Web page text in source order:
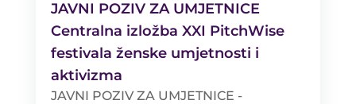
JAVNI POZIV ZA UMJETNICE
Centralna izložba XXI PitchWise
festivala ženske umjetnosti i
aktivizma
JAVNI POZIV ZA UMJETNICE -